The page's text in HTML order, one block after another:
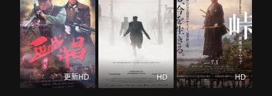
更新HD HD HD